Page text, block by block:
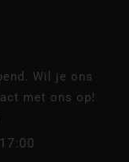
Wil je ons
met ons op!